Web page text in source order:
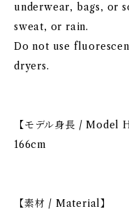
underwear, bags, or
sweat, or rain.
Do not use
dryers.
【モデル身長 / Model
166cm
【素材 / Material】